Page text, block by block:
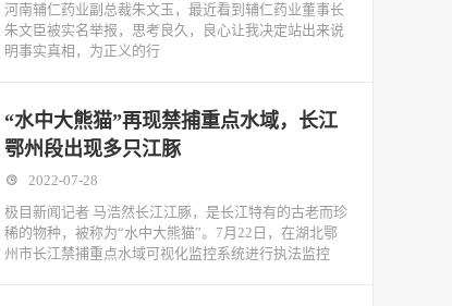
河南辅仁药业副总裁朱文玉，最近看到辅仁药业董事长
朱文臣被实名举报，思考良久，良心让我决定站出来说
明事实真相，为正义的行
“水中大熊猫”再现禁捕重点水域，长江
鄂州段出现多只江豚
2022-07-28
极目新闻记者 马浩然长江江豚，是长江特有的古老而珍
稀的物种，被称为“水中大熊猫”。7月22日，在湖北鄂
州市长江禁捕重点水域可视化监控系统进行执法监控